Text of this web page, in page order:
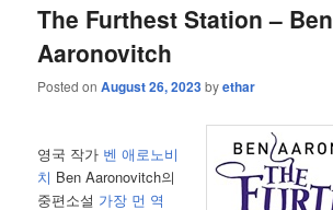
The Furthest Station – Ben
Aaronovitch
Posted onAugust 26, 2023byethar
영국 작가 벤 애로노비
치 Ben Aaronovitch의
중편소설 가장 먼 역